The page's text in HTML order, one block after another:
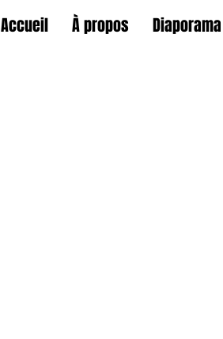
Accueil À propos Diaporama